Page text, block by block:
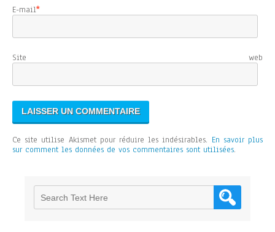
E-mail*
Site web
Ce site utilise Akismet pour réduire les indésirables. En savoir plus
sur comment les données de vos commentaires sont utilisées.